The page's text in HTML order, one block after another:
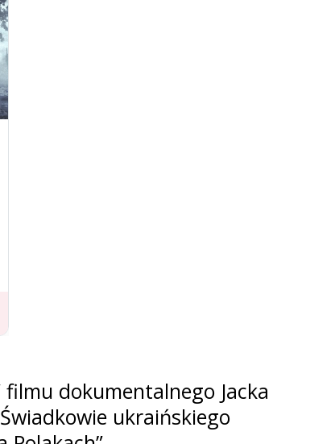
dokumentalnego Jacka
ukraińskiego